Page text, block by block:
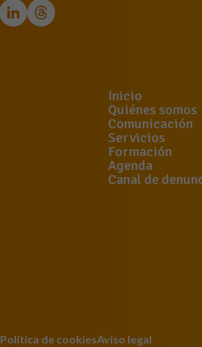
Inicio
Quiénes somos
Comunicación
Servicios
Formación
Agenda
Canal de
Política de cookiesAviso legal